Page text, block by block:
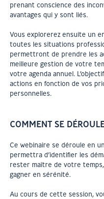
prenant conscience des
avantages qui y sont liés.
Vous explorerez ensuite un
toutes les situations
permettront de prendre les
meilleure gestion de votre
votre agenda annuel.
actions en fonction de vos
personnelles.
COMMENT SE
Ce webinaire se déroule en
permettra d’identifier les
rester maître de votre
gagner en sérénité.
Au cours de cette session,